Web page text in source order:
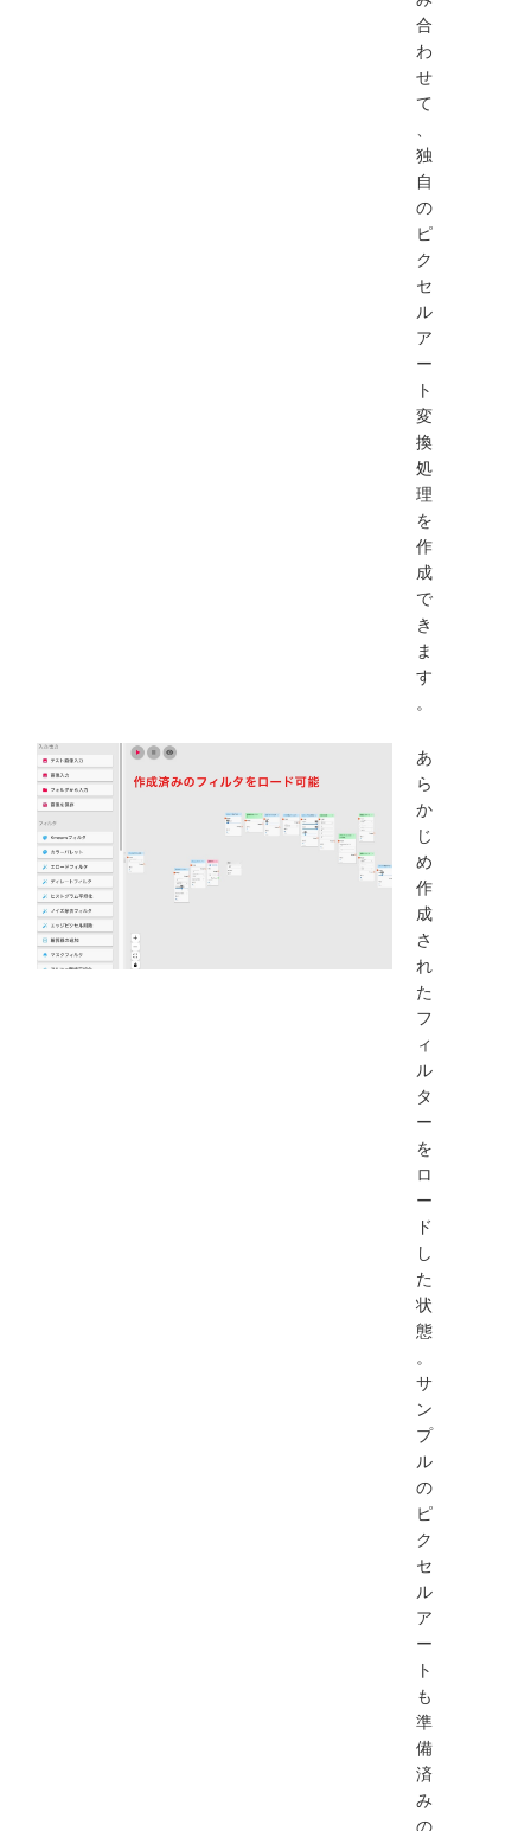
合
わ
せ
て
、
独
自
の
ピ
ク
セ
ル
ア
ー
ト
変
換
処
理
を
作
成
で
き
ま
す
。
あ
ら
か
じ
め
作
成
さ
れ
た
フ
ィ
ル
タ
ー
を
ロ
ー
ド
し
た
状
態
。
サ
ン
プ
ル
の
ピ
ク
セ
ル
ア
ー
ト
も
準
備
済
み
の